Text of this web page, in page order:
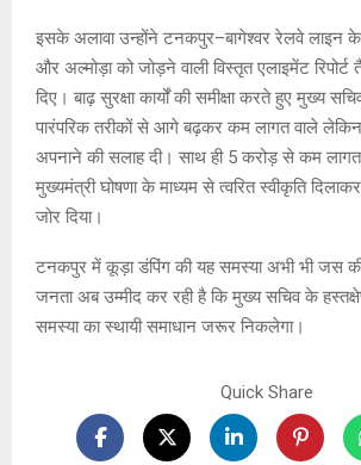
इसके अलावा उन्होंने टनकपुर–बागेश्वर रेलवे लाइन के
और अल्मोड़ा को जोड़ने वाली विस्तृत एलाइमेंट
दिए। बाढ़ सुरक्षा कार्यों की समीक्षा करते हुए मुख्य
पारंपरिक तरीकों से आगे बढ़कर कम लागत वाले लेकिन
अपनाने की सलाह दी। साथ ही 5 करोड़ से कम लागत
मुख्यमंत्री घोषणा के माध्यम से त्वरित स्वीकृति
जोर दिया।
टनकपुर में कूड़ा डंपिंग की यह समस्या अभी भी जस
जनता अब उम्मीद कर रही है कि मुख्य सचिव के
समस्या का स्थायी समाधान जरूर निकलेगा।
Quick Share